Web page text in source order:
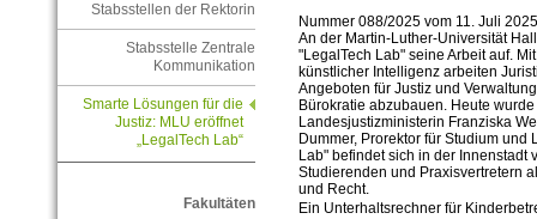
Stabsstellen der Rektorin
Stabsstelle Zentrale
Kommunikation
Smarte Lösungen für die
Justiz: MLU eröffnet
„LegalTech Lab“
Fakultäten
Nummer 088/2025 vom 11. Juli 2025
An der Martin-Luther-Universität
"LegalTech Lab" seine Arbeit auf.
künstlicher Intelligenz arbeiten
Angeboten für Justiz und
Bürokratie abzubauen. Heute
Landesjustizministerin Franziska
Dummer, Prorektor für Studium
Lab" befindet sich in der Innenstadt
Studierenden und Praxisvertretern
und Recht.
Ein Unterhaltsrechner für